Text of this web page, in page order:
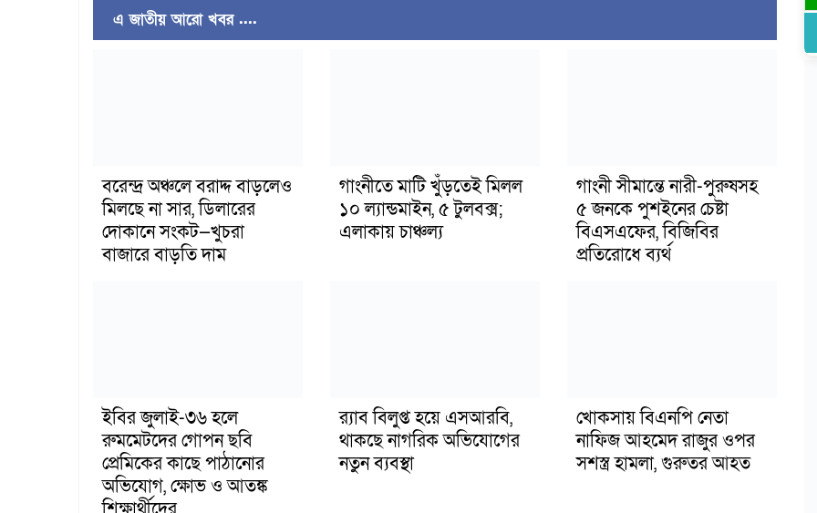
এ জাতীয় আরো খবর ....
বরেন্দ্র অঞ্চলে বরাদ্দ বাড়লেও
মিলছে না সার, ডিলারের
দোকানে সংকট—খুচরা
বাজারে বাড়তি দাম
গাংনীতে মাটি খুঁড়তেই মিলল
১০ ল্যান্ডমাইন, ৫ টুলবক্স;
এলাকায় চাঞ্চল্য
গাংনী সীমান্তে নারী-পুরুষসহ
৫ জনকে পুশইনের চেষ্টা
বিএসএফের, বিজিবির
প্রতিরোধে ব্যর্থ
ইবির জুলাই-৩৬ হলে
রুমমেটদের গোপন ছবি
প্রেমিকের কাছে পাঠানোর
অভিযোগ, ক্ষোভ ও আতঙ্ক
র‍্যাব বিলুপ্ত হয়ে এসআরবি,
থাকছে নাগরিক অভিযোগের
নতুন ব্যবস্থা
খোকসায় বিএনপি নেতা
নাফিজ আহমেদ রাজুর ওপর
সশস্ত্র হামলা, গুরুতর আহত